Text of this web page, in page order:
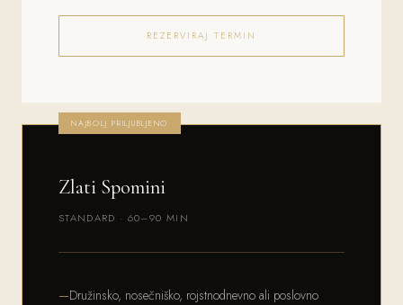
REZERVIRAJ TERMIN
NAJBOLJ PRILJUBLJENO
Zlati Spomini
STANDARD · 60–90 MIN
Družinsko, nosečniško, rojstnodnevno ali poslovno